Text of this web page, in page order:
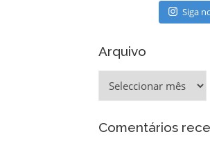
Siga
Arquivo
Comentários